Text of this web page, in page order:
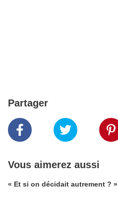
Partager
Vous aimerez aussi
« Et si on décidait autrement ? »